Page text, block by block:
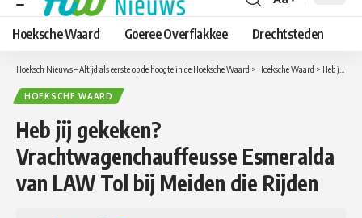
Lettergrootte
aanpassen
Hoeksche Waard Goeree Overflakkee Drechtsteden
Hoeksch Nieuws – Altijd als eerste op de hoogte in de Hoeksche Waard > Hoeksche Waard > Heb jij gekeken? Vrachtwagenchauffeusse Esmeralda van LAW Tol bij Meiden die Rijden
HOEKSCHE WAARD
Heb jij gekeken?
Vrachtwagenchauffeusse Esmeralda
van LAW Tol bij Meiden die Rijden